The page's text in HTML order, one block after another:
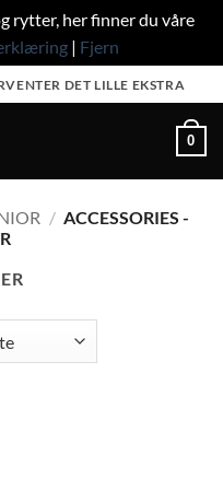
rytter, her finner du våre
| Fjern
DET LILLE EKSTRA
0
/ ACCESSORIES -